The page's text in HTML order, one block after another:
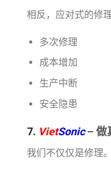
相反，应对式的修
多次修理
成本增加
生产中断
安全隐患
7. VietSonic– 做
我们不仅仅是修理。